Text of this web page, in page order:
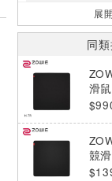
台中英才店
嘉南地區
高雄中華店
高雄鳳山店
*庫存數量：網路訂
(1~2)、現貨充足(3
*門市庫存以店內
用專人服務或撥打
展開
同
滑
競